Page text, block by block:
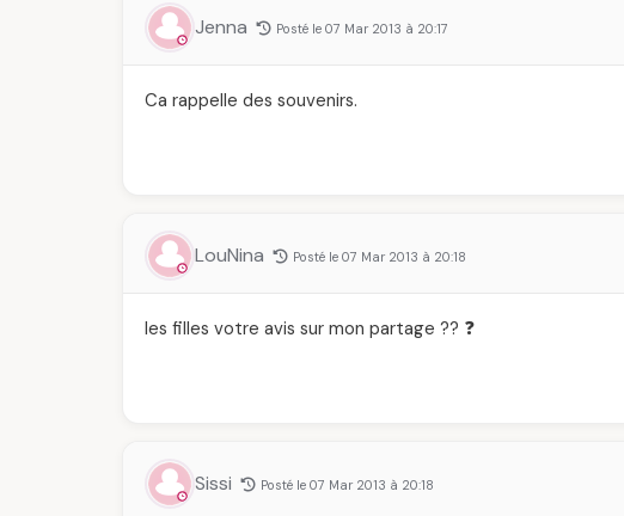
Jenna Posté le 07 Mar 2013 à 20:17
Ca rappelle des souvenirs.
LouNina Posté le 07 Mar 2013 à 20:18
les filles votre avis sur mon partage ?? ❓
Sissi Posté le 07 Mar 2013 à 20:18